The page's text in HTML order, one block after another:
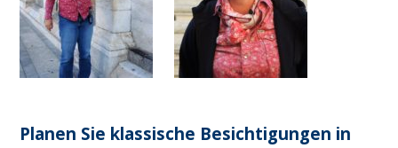
Planen Sie klassische Besichtigungen in